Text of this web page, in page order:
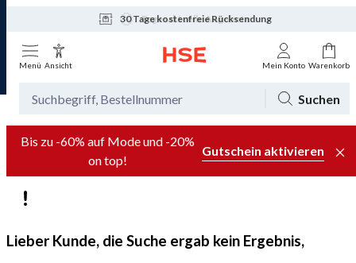
30 Tage kostenfreie Rücksendung
Tagesaktuelle Angebote
Menü Ansicht Mein Konto Warenkorb
Suchen
Bis zu -60% auf Mode und -20%
on top!
Gutschein aktivieren
Lieber Kunde, die Suche ergab kein Ergebnis,